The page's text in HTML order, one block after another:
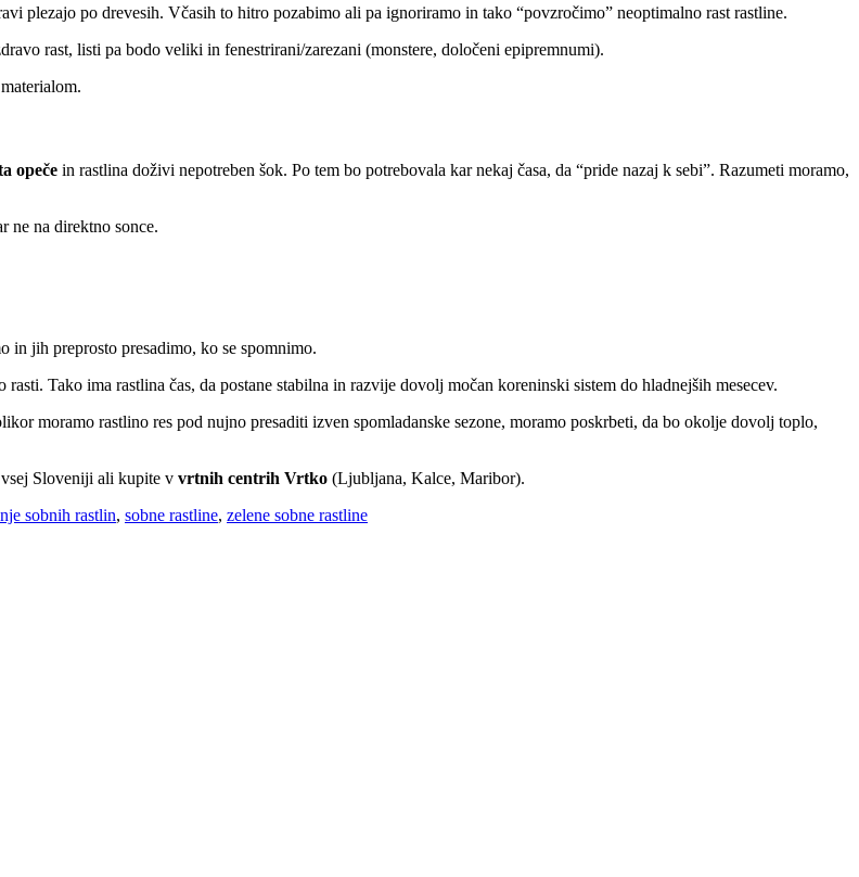
plezajo po drevesih. Včasih to hitro pozabimo ali pa ignoriramo in tako “povzročimo” neoptimalno rast rastline.
rast, listi pa bodo veliki in fenestrirani/zarezani (monstere, določeni epipremnumi).
opeče in rastlina doživi nepotreben šok. Po tem bo potrebovala kar nekaj časa, da “pride nazaj k sebi”. Razumeti moramo,
ne na direktno sonce.
in jih preprosto presadimo, ko se spomnimo.
rasti. Tako ima rastlina čas, da postane stabilna in razvije dovolj močan koreninski sistem do hladnejših mesecev.
moramo rastlino res pod nujno presaditi izven spomladanske sezone, moramo poskrbeti, da bo okolje dovolj toplo,
Sloveniji ali kupite v vrtnih centrih Vrtko (Ljubljana, Kalce, Maribor).
sobnih rastlin, sobne rastline, zelene sobne rastline